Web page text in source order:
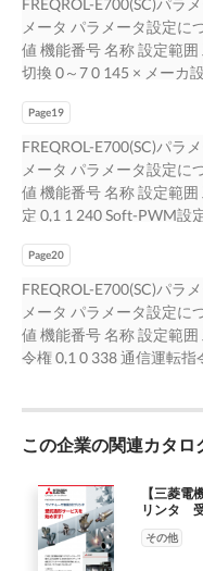
クブースト 0～30% 6/4/
上限周波数 0～120Hz
限周波数 0～120Hz 0Hz
周波数 0～590Hz 60Hz ◎
Pr.80,81=9999とします。
3速設定（高速） 0～
60Hz ◎ 出荷値はｸﾞﾙｰﾌﾟ
0～400Hz 30Hz 5 3速設
（低速） 0～400Hz 10Hz
加速時間 0～3600s/0～
8 減速時間 0～3600s/0～
5/10s ◎ 説明書を参照く
出力電流 9 電子サーマル
流を設定してください。
10 直流制動動作周波数 0
用負荷選択 0～3 0 14 適
～3600s/ 0.5s 16 JOG加
Pr.21を変更すると設定値
を参照ください。 17
選択 0～5 0 ◎ X10信号の
590Hz,9999 9999 ◎ 33
33 周波数ジャンプ 2A 0
プ 2B 0～400Hz,9999
590Hz,9999 9999 ◎ 35 周
35 周波数ジャンプ 3A 0
プ 3B 0～400Hz,9999
590Hz,9999 9999 ◎ 37
度表示 0.01～9998 1800
し、機械速度は Pr.53＝4
40 RUNキー回転方向選択
41 周波数到達動作幅 0～
100% 10% ◎ 42 出力周波
出 0～590Hz 6Hz ◎ 43 逆
9999 43 逆転時出力周波
減速時間 0～3600s/0～
3600s 5/10s ◎ 値を設定
第2減速時間 0～
～30%,9999 9999 ◎ 47 第
は
トール防止動作電流 0～
作電流 0～400%,9999
500A,9999 9999 51 第2
8090,8093,9090,9093 72
数選択 0～15 1 △ 必要に
スイッチ 2にて電圧、電
数 0～8 1 74 入力フィル
検出/PU停止選択 0～3,14
止選択 0～3,14～17 14 ◎
パラメータ書込禁止選択
転防止選択 0,1,2 0 ◎ 79
ド選択 0～4,6,7 0 ◎ 80 モ
ータ容量 0.1～
す。 V/F制御以外は
2,4,6,8,10,9999 9999 81
9999の状態で起動した場
Pr.800=20 Pr.80,81=9999
圧 0～1000V 200V/400V
200V/400V ◎ 84 モータ
定格周波数 10～
9999 9999 89 速度制御
200%､9999 9999 ◎ 90
ータ定数(R1) 0～
FREQROL-E700(SC)パラ
メータ パラメータ設定に
値 機能番号 名称 設定範
切換 0～7 0 145 × メーカ
せん。 147 加減速時間切
減速時間切換え周波数 0
レベル 0～200% 150%
◎ Pr.570=2 ND定格にし
延時間 0～10s 0 151 出
400% 5.0% ◎ 153 ゼロ電
時間 0～10s 0.5s ◎ 154 ｽ
154 ｽﾄｰﾙ防止動作中の電
動作選択 0～31,100,101
31,100,101 0 ◎ 157 OL信
号出力タイマ 0～25s､
設定/ｷｰﾛｯｸ操作選択
0,1,10,11 0 ◎ 162 瞬停再
動動作選択 0,1,10,11 0 △
防止動作ﾚﾍﾞﾙ 0～200%
400% 150 ◎ Pr.570=2
クリア 0,10,9999 9999
171 実稼働時間計クリア
Page19
FREQROL-E700(SC)パラ
メータ パラメータ設定に
値 機能番号 名称 設定範
定 0,1 1 240 Soft-PWM設
表示単位切換 0,1 0 ◎ 244
ァン動作選択 0,1 1 ◎ 245
格すべり 0～50%,9999
り補正時定数 0.01～10s
0.5s ◎ アドバンスト磁束
（E800-1）です。 250 停
251 出力欠相保護選択
命警報状態表示 0～15 0
突入電流抑制回路寿命表
寿命表示 0～100% 100 ◎
Page20
FREQROL-E700(SC)パラ
メータ パラメータ設定に
値 機能番号 名称 設定範
令権 0,1 0 338 通信運転
ーションエラーカウント
0→0、1→10か 13。SF-
適用モータ 0,1,9999
ください。
この企業の関連カタロ
【三菱
リンタ
その他